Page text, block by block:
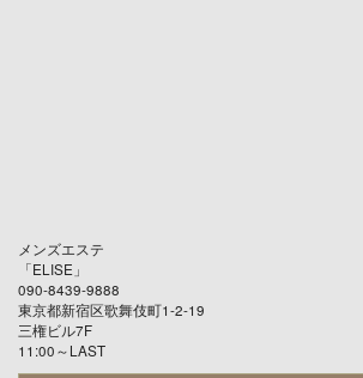
メンズエステ
「ELISE 」
090-8439-9888
東京都新宿区歌舞伎町1-2-19
三権ビル7F
11:00～LAST